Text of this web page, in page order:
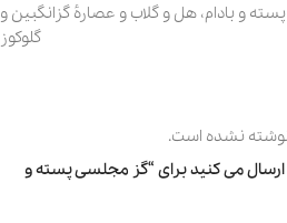
و بادام، هل و گلاب و عصارهٔ گزانگبین و
گلوکوز
نشده است.
ارسال می کنید برای “گز مجلسی پسته و